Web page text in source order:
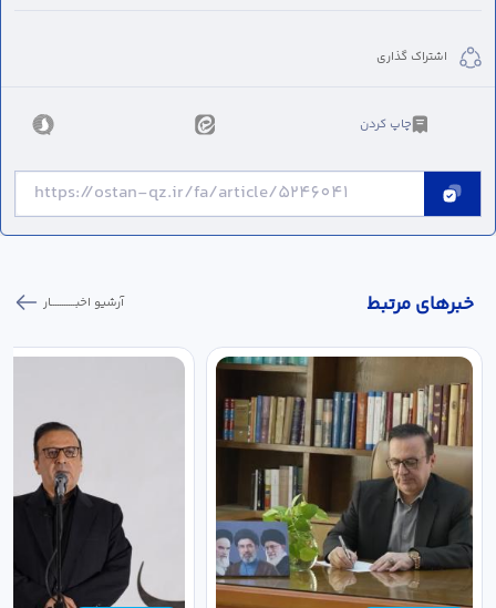
اشتراک گذاری
چاپ کردن
خبر‌های مرتبط آرشیو اخبـــــــــــار